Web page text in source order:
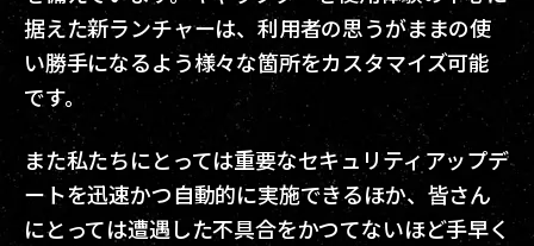
据えた新ランチャーは、利用者の思うがままの使
い勝手になるよう様々な箇所をカスタマイズ可能
です。
また私たちにとっては重要なセキュリティアップデ
ートを迅速かつ自動的に実施できるほか、皆さん
にとっては遭遇した不具合をかつてないほど手早く